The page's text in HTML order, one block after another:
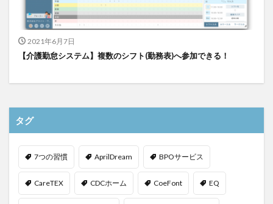
2021年6月7日
【介護勤怠システム】複数のシフト(勤務表)へ参加できる！
タグ
7つの習慣 AprilDream BPOサービス
CareTEX CDCホーム CoeFont EQ
シーツ
シフト表 ジャイ子
ショートヘアー
スケッター
スタッフ不足
スタッフ定着
ガレリア
オフェンス ズボン
Pepper
SOMPOホールディングス
Tシャツ
あかぎれ
アクリーティブ
アドバイス
アルコール消毒
アンガーマネジメント
いづみデイサービスセンター